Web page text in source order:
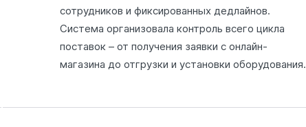
сотрудников и фиксированных дедлайнов.
Система организовала контроль всего цикла
поставок – от получения заявки с онлайн-
магазина до отгрузки и установки оборудования.